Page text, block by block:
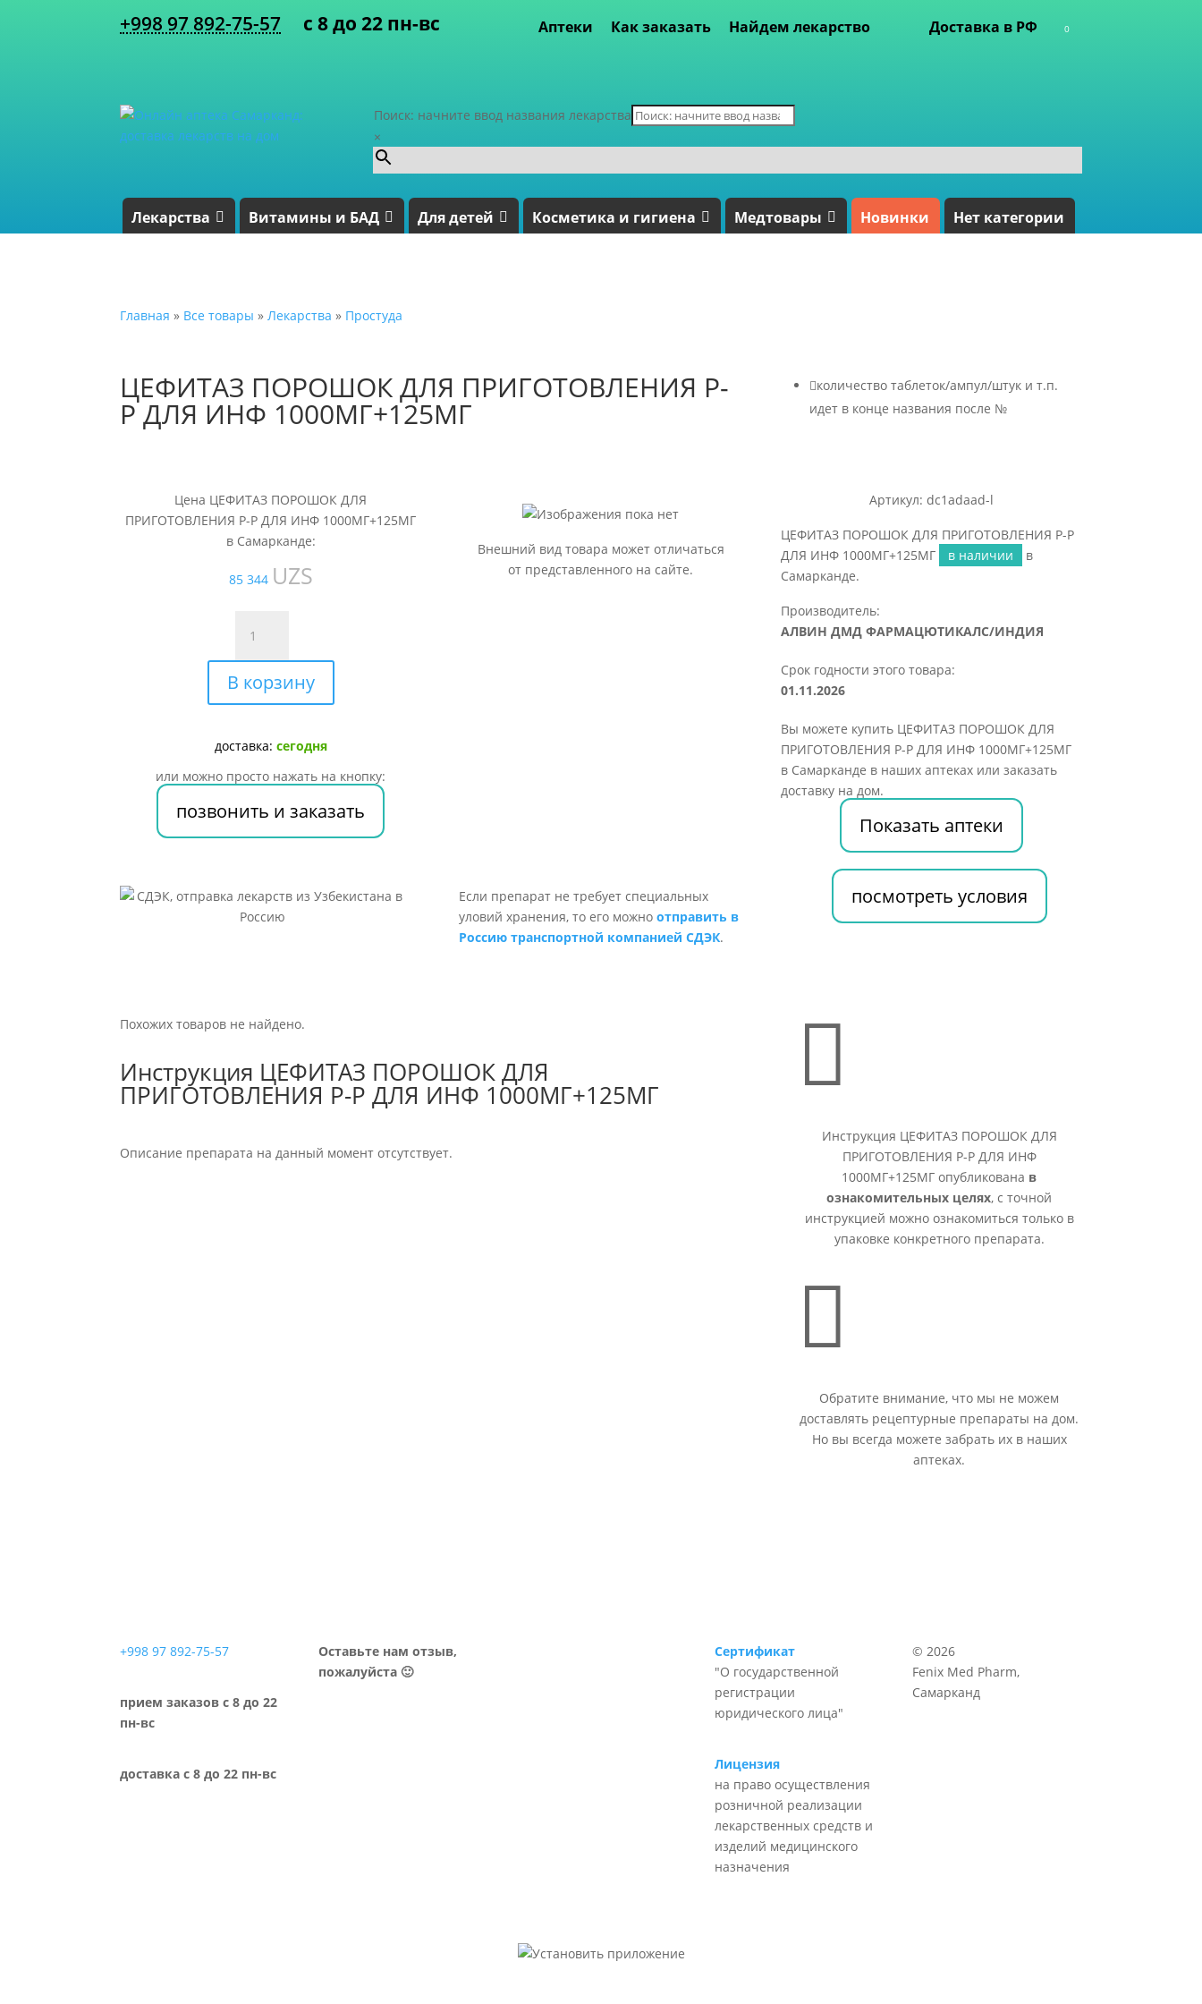
+998 97 892-75-57 с 8 до 22 пн-вс Аптеки Как заказать Найдем лекарство Доставка в РФ 0
Поиск: начните ввод названия лекарства
×
Лекарства Витамины и БАД Для детей Косметика и гигиена Медтовары Новинки Нет категории
Главная » Все товары » Лекарства » Простуда
ЦЕФИТАЗ ПОРОШОК ДЛЯ ПРИГОТОВЛЕНИЯ Р-
Р ДЛЯ ИНФ 1000МГ+125МГ
количество таблеток/ампул/штук и т.п.
идет в конце названия после №
Цена ЦЕФИТАЗ ПОРОШОК ДЛЯ
ПРИГОТОВЛЕНИЯ Р-Р ДЛЯ ИНФ 1000МГ+125МГ
в Самарканде:
85 344 UZS
товара
ЦЕФИТАЗ
ПОРОШОК
ДЛЯ
Р-
ДЛЯ
ИНФ
В корзину
доставка: сегодня
или можно просто нажать на кнопку:
позвонить и заказать
Внешний вид товара может отличаться
от представленного на сайте.
Артикул: dc1adaad-l
ЦЕФИТАЗ ПОРОШОК ДЛЯ ПРИГОТОВЛЕНИЯ Р-Р
ДЛЯ ИНФ 1000МГ+125МГ
в наличии
в
Самарканде.
Производитель:
АЛВИН ДМД ФАРМАЦЮТИКАЛС/ИНДИЯ
Срок годности этого товара:
01.11.2026
Вы можете купить ЦЕФИТАЗ ПОРОШОК ДЛЯ
ПРИГОТОВЛЕНИЯ Р-Р ДЛЯ ИНФ 1000МГ+125МГ
в Самарканде в наших аптеках или заказать
доставку на дом.
Показать аптеки
Если препарат не требует специальных
уловий хранения, то его можно отправить в
Россию транспортной компанией СДЭК.
посмотреть условия
Похожих товаров не найдено.
Инструкция ЦЕФИТАЗ ПОРОШОК ДЛЯ
ПРИГОТОВЛЕНИЯ Р-Р ДЛЯ ИНФ 1000МГ+125МГ
Описание препарата на данный момент отсутствует.

Инструкция ЦЕФИТАЗ ПОРОШОК ДЛЯ
ПРИГОТОВЛЕНИЯ Р-Р ДЛЯ ИНФ
1000МГ+125МГ опубликована в
ознакомительных целях, с точной
инструкцией можно ознакомиться только в
упаковке конкретного препарата.

Обратите внимание, что мы не можем
доставлять рецептурные препараты на дом.
Но вы всегда можете забрать их в наших
аптеках.
+998 97 892-75-57
прием заказов с 8 до 22
пн-вс
доставка с 8 до 22 пн-вс
Оставьте нам отзыв,
пожалуйста 🙂
Сертификат
"О государственной
регистрации
юридического лица"
Лицензия
на право осуществления
розничной реализации
лекарственных средств и
изделий медицинского
назначения
© 2026
Fenix Med Pharm,
Самарканд